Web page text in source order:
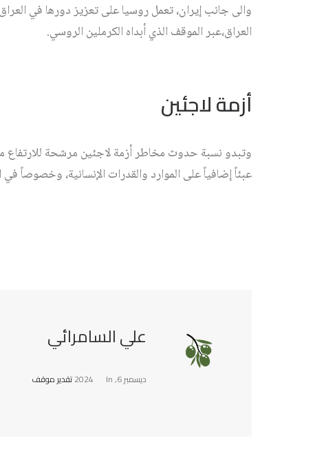
والى جانب إيران، تعمل روسيا على تعزيز دورها في
العراق،عبر الموقف الذي أبداه الكرملين الروسي.
أزمة لاجئين
وتبدو نسبة حدوث مخاطر أزمة لاجئين مرشحة للارتفاع
عبئاً إضافياً على الموارد والقدرات الإنسانية، وخصوصاً
علي السامرائي
ديسمبر 6, 2024 In تقدير موقف